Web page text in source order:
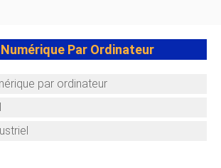
Par Ordinateur
par ordinateur